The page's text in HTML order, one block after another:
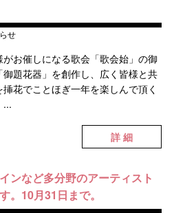
せ
お催しになる歌会「歌会始」の御
題花器」を創作し、広く皆様と共
花でことほぎ一年を楽しんで頂く
...
詳 細
ンなど多分野のアーティスト
。10月31日まで。